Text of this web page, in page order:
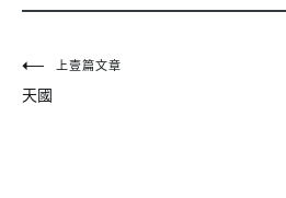
文
章
上壹篇文章
天國